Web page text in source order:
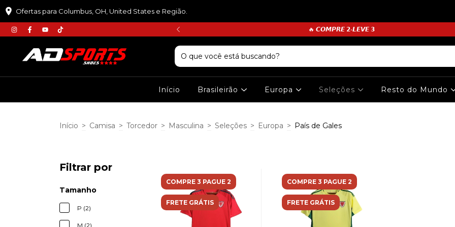
Ofertas para Columbus, OH, United States e Região.
:𝙋𝙍𝙄𝙈𝙀𝙄𝙍𝘼𝘾𝙊𝙈𝙋𝙍𝘼 🔥 𝘾𝙊𝙈𝙋𝙍𝙀 𝟮•𝙇𝙀𝙑𝙀 𝟯
Início Brasileirão Europa Seleções Resto do Mundo
Início > Camisa > Torcedor > Masculina > Seleções > Europa > País de Gales
Filtrar por
Tamanho
P (2)
M (2)
COMPRE 3 PAGUE 2
FRETE GRÁTIS
COMPRE 3 PAGUE 2
FRETE GRÁTIS